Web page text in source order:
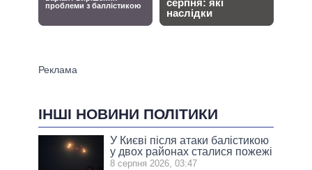
ІНШІ НОВИНИ ПОЛІТИКИ
У Києві після атаки балістикою
у двох районах сталися пожежі
8 серпня 2026, 03:47